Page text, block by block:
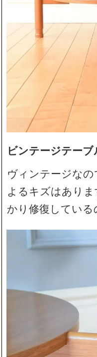
ビンテージテー
ヴィンテージな
よるキズはあり
かり修復している